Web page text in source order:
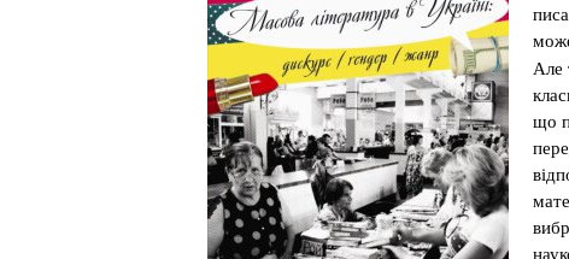
Але
що